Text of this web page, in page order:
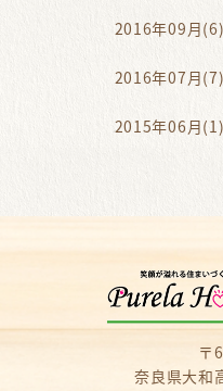
2016年09月(6)
2016年07月(7)
2015年06月(1)
〒
奈良県大和